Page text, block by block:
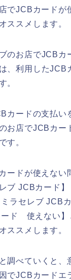
でJCBカードが
ススメします。
のお店でJCBカ
、利用したJCB
。
カードの支払い
お店でJCBカー
す。
ードが使えない
ブ JCBカード
ラセレブ JCB
ド 使えない】
ススメします。
調べていくと、
でJCBカードエ